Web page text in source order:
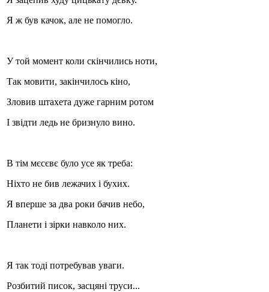
Стамбул 2010
Я ж був качок, але не помогло.
У той момент коли скінчились ноти,
Так мовити, закінчилось кіно,
Зловив штахета дуже гарним ротом
І звідти ледь не бризнуло вино.
В тім мєсєвє було усе як треба:
Ніхто не бив лежачих і бухих.
Я вперше за два роки бачив небо,
Планети і зірки навколо них.
Я так тоді потребував уваги.
Розбитий писок, засцяні труси...